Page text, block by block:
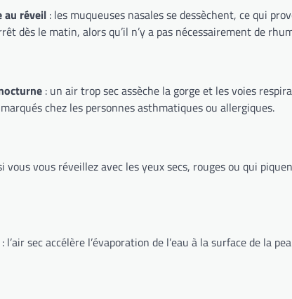
au réveil : les muqueuses nasales se dessèchent, ce qui
dès le matin, alors qu’il n’y a pas nécessairement de
: un air trop sec assèche la gorge et les voies
chez les personnes asthmatiques ou allergiques.
vous vous réveillez avec les yeux secs, rouges ou qui
: l’air sec accélère l’évaporation de l’eau à la surface de la